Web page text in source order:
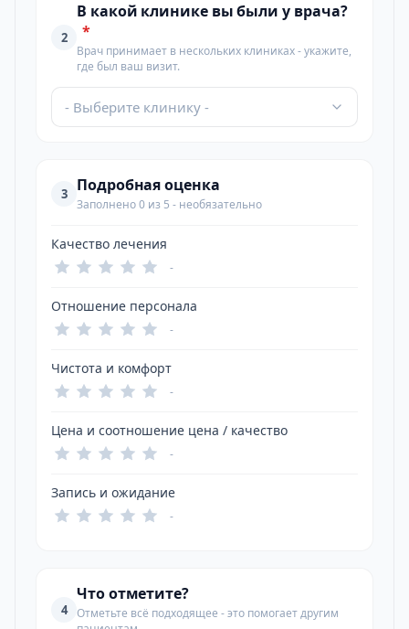
2
В какой клинике вы были у врача?
*
Врач принимает в нескольких клиниках - укажите,
где был ваш визит.
- Выберите клинику -
3 Подробная оценка
Заполнено 0 из 5 - необязательно
Качество лечения
-
Отношение персонала
-
Чистота и комфорт
-
Цена и соотношение цена / качество
-
Запись и ожидание
-
4
Что отметите?
Отметьте всё подходящее - это помогает другим